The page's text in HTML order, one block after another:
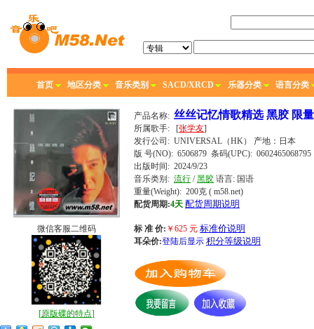
首页 地区分类 音乐类别 SACD/XRCD 乐器分类 语言分类
产品名称: 丝丝记忆情歌精选 黑胶 限
所属歌手: [张学友]
发行公司: UNIVERSAL（HK）
产地：日本
版 号(NO): 6506879 条码(UPC): 0602465068795
出版时间: 2024/9/23
音乐类别: 流行 /黑胶 语言: 国语
重量(Weight): 200克 ( m58.net)
配货周期:4天 配货周期说明
标 准 价: ￥ 625 元 标准价说明
耳朵价:登陆后显示 积分等级说明
微信客服二维码
[原版碟的特点]